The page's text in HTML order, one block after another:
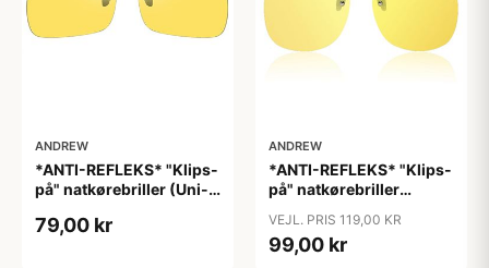
ANDREW
*ANTI-REFLEKS* "Klips-
på" natkørebriller (Uni-
79,00 kr
ANDREW
*ANTI-REFLEKS* "Klips-
på" natkørebriller
"Moon"
VEJL. PRIS 119,00 KR
99,00 kr